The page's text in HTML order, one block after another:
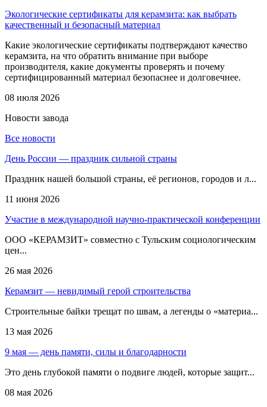
Экологические сертификаты для керамзита: как выбрать
качественный и безопасный материал
Какие экологические сертификаты подтверждают качество
керамзита, на что обратить внимание при выборе
производителя, какие документы проверять и почему
сертифицированный материал безопаснее и долговечнее.
08 июля 2026
Новости завода
Все новости
День России — праздник сильной страны
Праздник нашей большой страны, её регионов, городов и л...
11 июня 2026
Участие в международной научно-практической конференции
ООО «КЕРАМЗИТ» совместно с Тульским социологическим
цен...
26 мая 2026
Керамзит — невидимый герой строительства
Строительные байки трещат по швам, а легенды о «материа...
13 мая 2026
9 мая — день памяти, силы и благодарности
Это день глубокой памяти о подвиге людей, которые защит...
08 мая 2026